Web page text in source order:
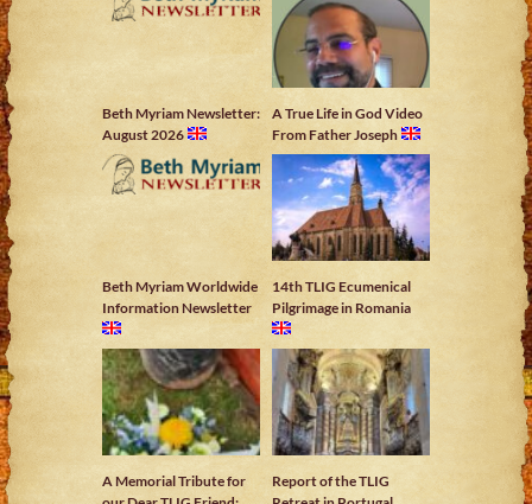
Beth Myriam Newsletter:
August 2026
A True Life in God Video
From Father Joseph
Beth Myriam Worldwide
Information Newsletter
14th TLIG Ecumenical
Pilgrimage in Romania
A Memorial Tribute for
Report of the TLIG